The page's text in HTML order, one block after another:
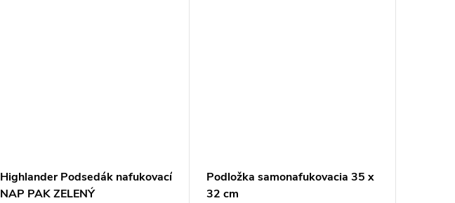
Highlander Podsedák nafukovací
NAP PAK ZELENÝ
Podložka samonafukovacia 35 x
32 cm